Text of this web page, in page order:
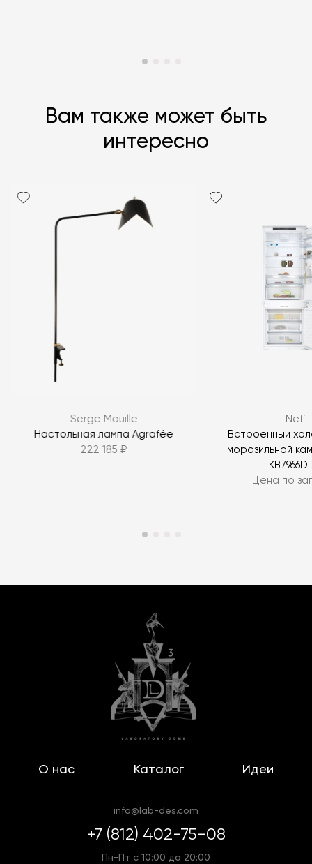
Вам также может быть
интересно
Serge Mouille
Настольная лампа Agrafée
222 185 ₽
Neff
Встроенный
морозильной
Цена по
О нас Каталог Идеи
info@lab-des.com
+7 (812) 402-75-08
Пн-Пт с 10:00 до 20:00